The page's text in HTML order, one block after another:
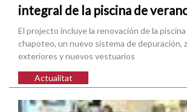
integral de la piscina de
El projecto incluye la renovación de la
chapoteo, un nuevo sistema de depuración,
exteriores y nuevos vestuarios
Actualitat